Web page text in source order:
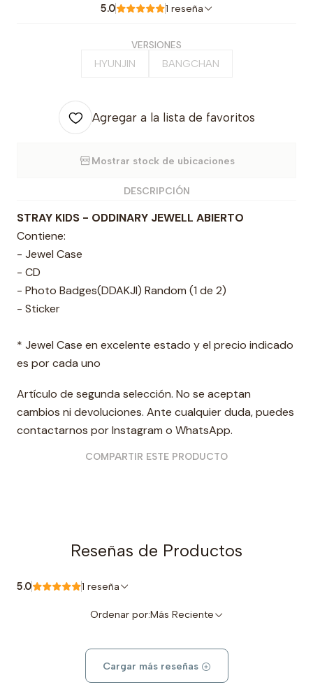
5.0 1 reseña
VERSIONES
HYUNJIN BANGCHAN
Agregar a la lista de favoritos
Mostrar stock de ubicaciones
DESCRIPCIÓN
STRAY KIDS - ODDINARY JEWELL ABIERTO
Contiene:
- Jewel Case
- CD
- Photo Badges(DDAKJI) Random (1 de 2)
- Sticker
* Jewel Case en excelente estado y el precio indicado
es por cada uno
Artículo de segunda selección. No se aceptan
cambios ni devoluciones. Ante cualquier duda, puedes
contactarnos por Instagram o WhatsApp.
COMPARTIR ESTE PRODUCTO
Reseñas de Productos
5.0 1 reseña
Ordenar por:Más Reciente
Cargar más reseñas